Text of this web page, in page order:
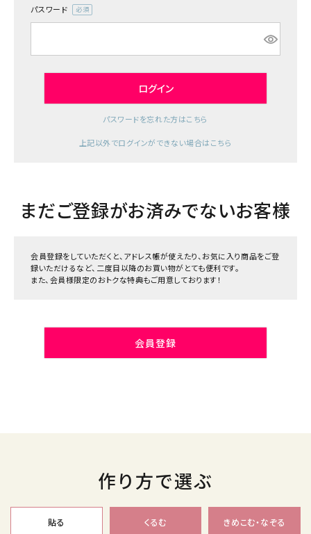
レビューを見る
コーポレートサイト
介護施設関係の方へ
ACCOUNT MENU
ログイン person 会員登録
パスワード
(必
ログイン
パスワードを忘れた方はこちら
上記以外でログインができない場合はこちら
まだご登録がお済みでないお客様
会員登録をしていただくと、アドレス帳が使えたり、お気に入り商品をご登
録いただけるなど、二度目以降のお買い物がとても便利です。
また、会員様限定のおトクな特典もご用意しております！
会員登録
作り方で選ぶ
貼る くるむ きめこむ・なぞる